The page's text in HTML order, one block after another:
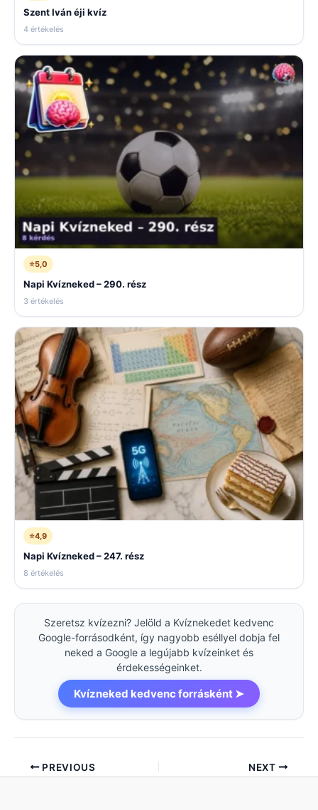
Szent Iván éji kvíz
4 értékelés
⭐5,0
Napi Kvízneked – 290. rész
3 értékelés
⭐4,9
Napi Kvízneked – 247. rész
8 értékelés
Szeretsz kvízezni? Jelöld a Kvíznekedet kedvenc
Google-forrásodként, így nagyobb eséllyel dobja fel
neked a Google a legújabb kvízeinket és
érdekességeinket.
Kvízneked kedvenc forrásként ➤
PREVIOUS NEXT